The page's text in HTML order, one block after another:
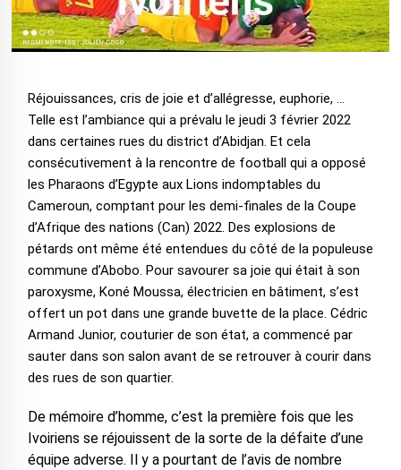
Réjouissances, cris de joie et d’allégresse, euphorie, …
Telle est l’ambiance qui a prévalu le jeudi 3 février 2022
dans certaines rues du district d’Abidjan. Et cela
consécutivement à la rencontre de football qui a opposé
les Pharaons d’Egypte aux Lions indomptables du
Cameroun, comptant pour les demi-finales de la Coupe
d’Afrique des nations (Can) 2022. Des explosions de
pétards ont même été entendues du côté de la populeuse
commune d’Abobo. Pour savourer sa joie qui était à son
paroxysme, Koné Moussa, électricien en bâtiment, s’est
offert un pot dans une grande buvette de la place. Cédric
Armand Junior, couturier de son état, a commencé par
sauter dans son salon avant de se retrouver à courir dans
des rues de son quartier.
De mémoire d’homme, c’est la première fois que les
Ivoiriens se réjouissent de la sorte de la défaite d’une
équipe adverse. Il y a pourtant de l’avis de nombre